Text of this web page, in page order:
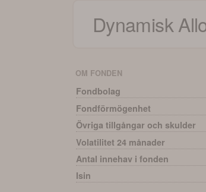
Dynamisk
OM FONDEN
Fondbolag
Fondförmögenhet
Övriga tillgångar och skulder
Volatilitet 24 månader
Antal innehav i fonden
Isin